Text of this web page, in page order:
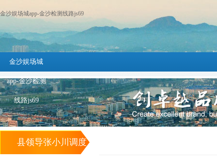
金沙娱场城app-金沙检测线路js69
金沙娱场城
app-金沙检测
线路js69
县领导张小川调度